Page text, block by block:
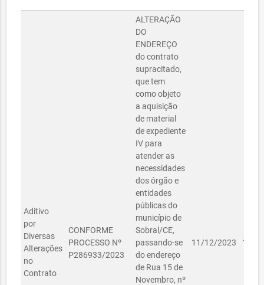
Aditivo
por
Diversas
Alterações
no
Contrato
CONFORME
PROCESSO Nº
P286933/2023
ALTERAÇÃO
DO
ENDEREÇO
do contrato
supracitado,
que tem
como objeto
a aquisição
de material
de expediente
IV para
atender as
necessidades
dos órgão e
entidades
públicas do
município de
Sobral/CE,
passando-se
do endereço
de Rua 15 de
Novembro, nº
11/12/2023 11/